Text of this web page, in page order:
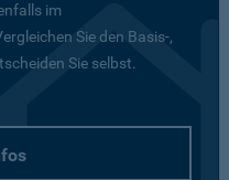
im
Sie den Basis-,
Sie selbst.